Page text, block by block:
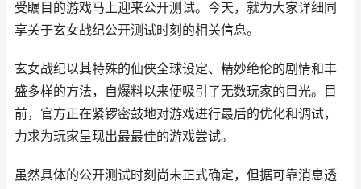
受瞩目的游戏马上迎来公开测试。今天，就为大家详细同
享关于玄女战纪公开测试时刻的相关信息。
玄女战纪以其特殊的仙侠全球设定、精妙绝伦的剧情和丰
盛多样的方法，自爆料以来便吸引了无数玩家的目光。目
前，官方正在紧锣密鼓地对游戏进行最后的优化和调试，
力求为玩家呈现出最最佳的游戏尝试。
虽然具体的公开测试时刻尚未正式确定，但据可靠消息透